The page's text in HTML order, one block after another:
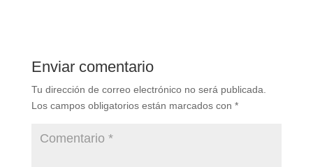
Enviar comentario
Tu dirección de correo electrónico no será publicada.
Los campos obligatorios están marcados con *